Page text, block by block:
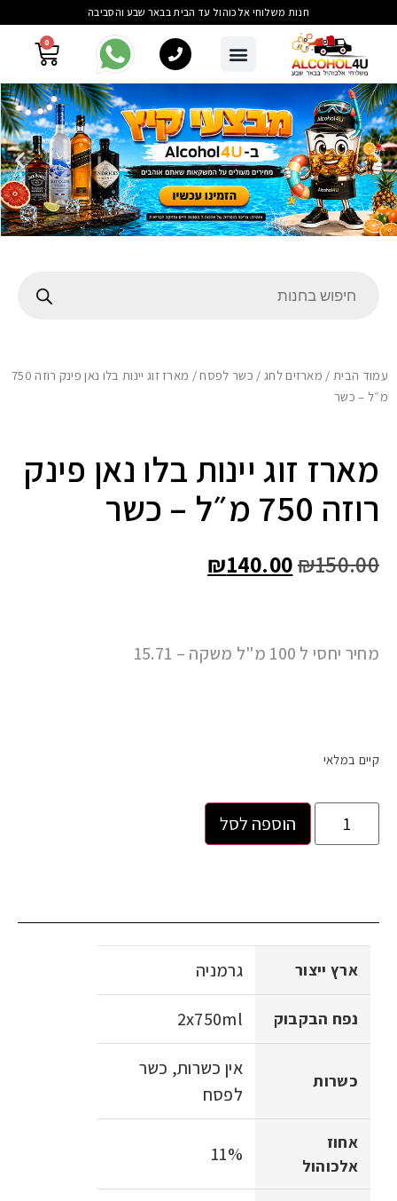
חנות משלוחי אלכוהול עד הבית בבאר שבע והסביבה
0
עמוד הבית/ מארזים לחג / כשר לפסח
/ מארז זוג יינות בלו נאן פינק רוזה 750
מ״ל – כשר
מארז זוג יינות בלו נאן פינק
רוזה 750 מ״ל – כשר
₪150.00
₪140.00
מחיר יחסי ל 100 מ"ל משקה – 15.71
קיים במלאי
הוספה לסל
ארץ ייצור גרמניה
נפח הבקבוק 2x750ml
כשרות
אין כשרות, כשר
לפסח
אחוז
אלכוהול
11%